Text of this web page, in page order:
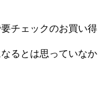
チェックのお買い得
るとは思っていなか